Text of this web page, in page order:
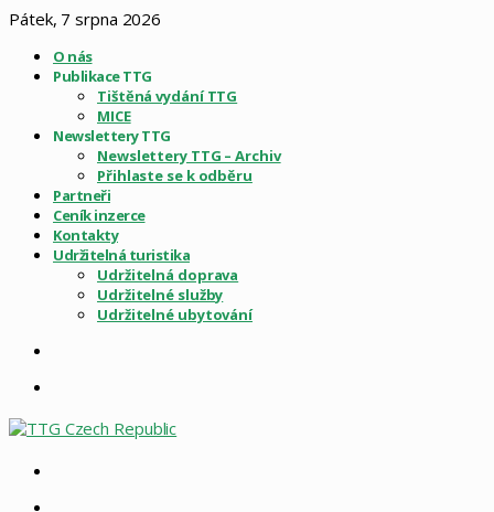
Pátek, 7 srpna 2026
O nás
Publikace TTG
Tištěná vydání TTG
MICE
Newslettery TTG
Newslettery TTG – Archiv
Přihlaste se k odběru
Partneři
Ceník inzerce
Kontakty
Udržitelná turistika
Udržitelná doprava
Udržitelné služby
Udržitelné ubytování